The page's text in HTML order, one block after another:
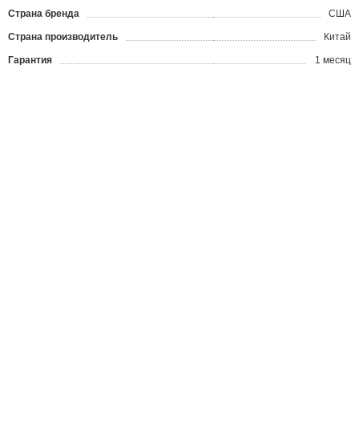
Страна бренда США
Страна производитель Китай
Гарантия 1 месяц